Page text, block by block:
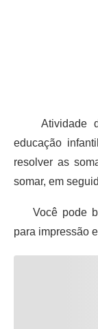
Atividade de
educação
resolver as
somar, em
Você pode
para impressão